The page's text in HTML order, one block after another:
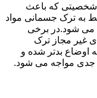
شخصیتی که باعث
به ترک جسمانی مواد
می شود.در برخی
غیر مجاز ترک
اوضاع بدتر شده و
جدی مواجه می شود.